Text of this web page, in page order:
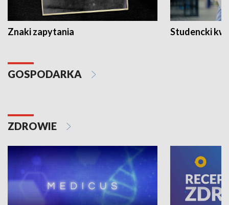
Znaki zapytania Studencki
GOSPODARKA
ZDROWIE